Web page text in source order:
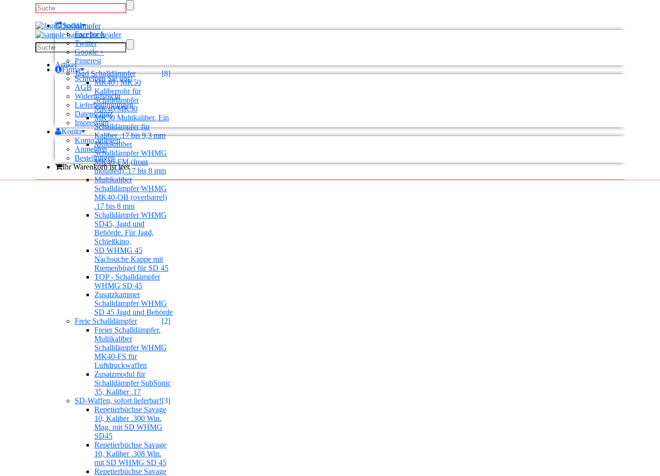
Social
Facebook
Twitter
Google +
Pinterest
Firma
Schreiben Sie uns!
AGB
Widerrufsrecht
Lieferbedingungen
Datenschutz
Impressum
Konto
Konto anlegen
Anmelden
Bestellungen
Ihr Warenkorb ist leer
Artikel
Jagd Schalldämpfer
[8]
MK40 | MK50
Kaliberrohr für
Schalldämpfer
MK40/MK50
MK50 Multikaliber. Ein
Schalldämpfer für
Kaliber .17 bis 9,3 mm
Multikaliber
Schalldämpfer WHMG
MK40-FM (front
mounted) .17 bis 8 mm
Multikaliber
Schalldämpfer WHMG
MK40-OB (overbarrel)
.17 bis 8 mm
Schalldämpfer WHMG
SD45, Jagd und
Behörde. Für Jagd,
Schießkino,
SD WHMG 45
Nachsuche Kappe mit
Riemenbügel für SD 45
TOP - Schalldämpfer
WHMG SD 45
Zusatzkammer
Schalldämpfer WHMG
SD 45 Jagd und Behörde
Freie Schalldämpfer
[2]
Freier Schalldämpfer.
Multikaliber
Schalldämpfer WHMG
MK40-FS für
Luftdruckwaffen
Zusatzmodul für
Schalldämpfer SubSonic
35, Kaliber .17
SD-Waffen, sofort lieferbar![3]
Repetierbüchse Savage
10, Kaliber .300 Win.
Mag. mit SD WHMG
SD45
Repetierbüchse Savage
10, Kaliber .308 Win.
mit SD WHMG SD 45
Repetierbüchse Savage